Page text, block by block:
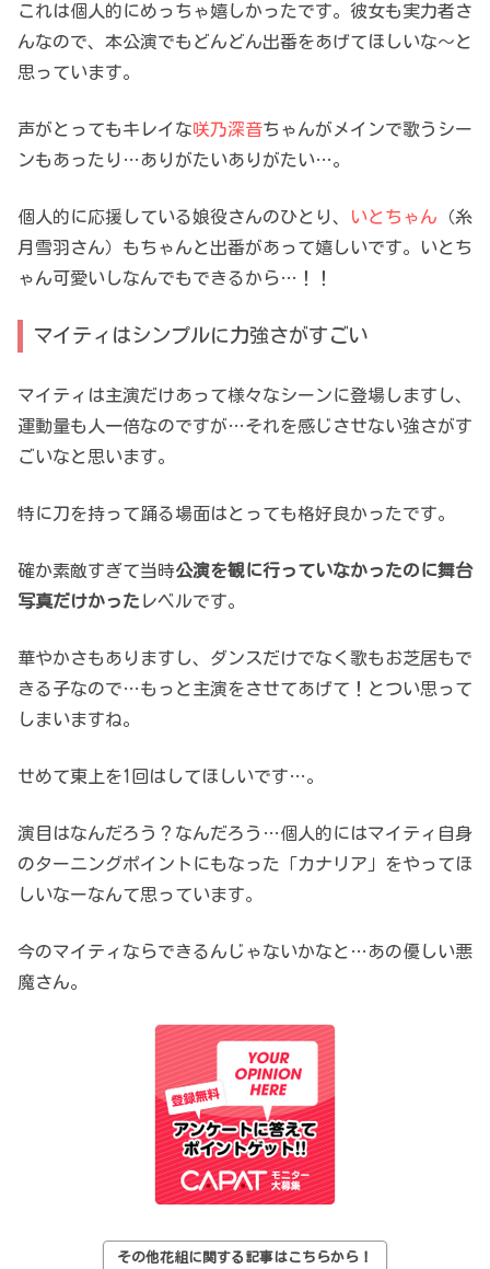
これは個人的にめっちゃ嬉しかったです。彼女も実力者さ
んなので、本公演でもどんどん出番をあげてほしいな～と
思っています。
声がとってもキレイな咲乃深音ちゃんがメインで歌うシー
ンもあったり…ありがたいありがたい…。
個人的に応援している娘役さんのひとり、 いとちゃん （糸
月雪羽さん）もちゃんと出番があって嬉しいです。いとち
ゃん可愛いしなんでもできるから…！！
マイティはシンプルに力強さがすごい
マイティは主演だけあって様々なシーンに登場しますし、
運動量も人一倍なのですが…それを感じさせない強さがす
ごいなと思います。
特に刀を持って踊る場面はとっても格好良かったです。
確か素敵すぎて当時公演を観に行っていなかったのに舞台
写真だけかった レベルです。
華やかさもありますし、ダンスだけでなく歌もお芝居もで
きる子なので…もっと主演をさせてあげて！とつい思って
しまいますね。
せめて東上を1回はしてほしいです…。
演目はなんだろう？なんだろう…個人的にはマイティ自身
のターニングポイントにもなった「カナリア」をやってほ
しいなーなんて思っています。
今のマイティならできるんじゃないかなと…あの優しい悪
魔さん。
その他花組に関する記事はこちらから！